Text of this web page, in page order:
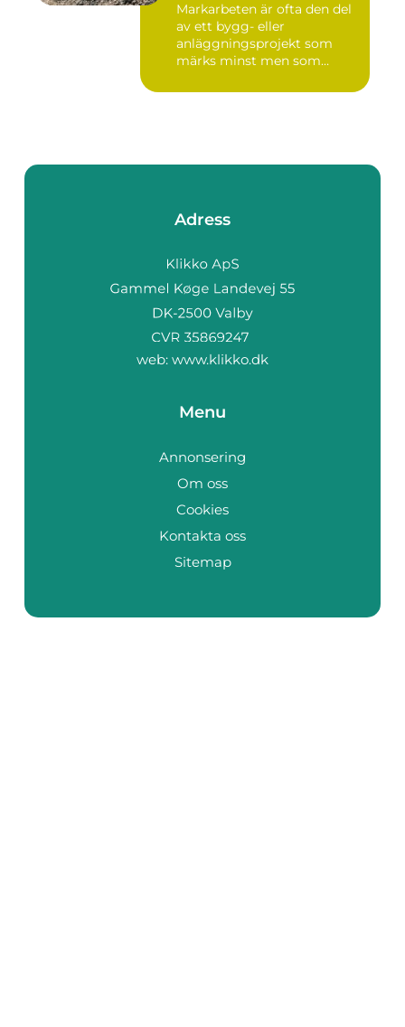
Markarbeten är ofta den del
av ett bygg- eller
anläggningsprojekt som
märks minst men som
Adress
web: www.klikko.dk
Menu
Annonsering
Om oss
Cookies
Kontakta oss
Sitemap